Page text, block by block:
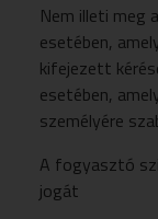
Nem illeti meg
esetében,
kifejezett
esetében,
személyére
A fogyasztó
jogát